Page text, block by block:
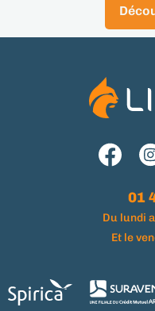
01
Du lundi
Et le